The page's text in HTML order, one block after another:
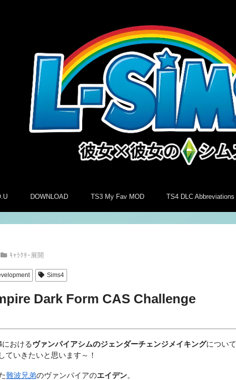
DOWNLOAD TS3 My Fav MOD TS4 DLC Abbreviations
ｷｬﾗｸﾀｰ展開
Sims4
Dark Form CAS Challenge
おけるヴァンパイアシムのジェンダーチェンジメイキングについて
ていきたいと思います～！
難波兄弟のヴァンパイアのエイデン。